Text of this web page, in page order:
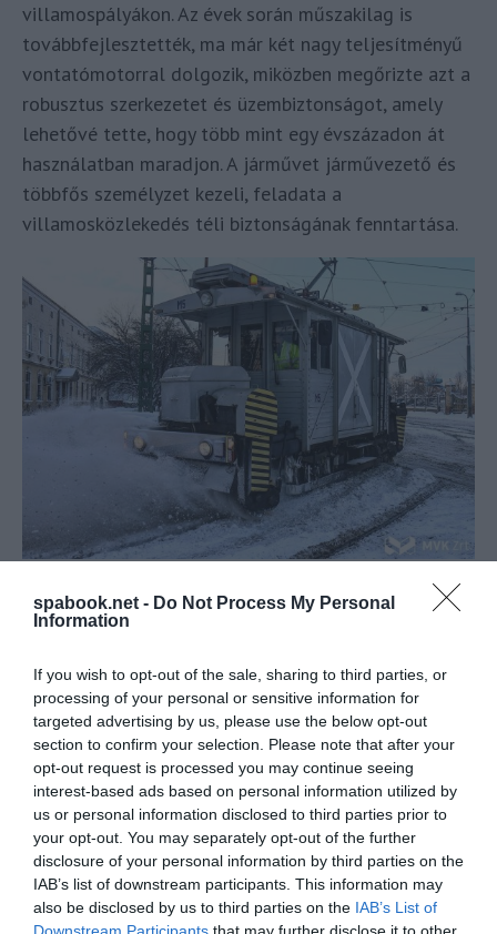
spabook.net - Do Not Process My Personal
Information
If you wish to opt-out of the sale, sharing to third parties, or
processing of your personal or sensitive information for
targeted advertising by us, please use the below opt-out
section to confirm your selection. Please note that after your
opt-out request is processed you may continue seeing
interest-based ads based on personal information utilized by
us or personal information disclosed to third parties prior to
your opt-out. You may separately opt-out of the further
disclosure of your personal information by third parties on the
IAB’s list of downstream participants. This information may
also be disclosed by us to third parties on the IAB’s List of
villamospályákon. Az évek során műszakilag is
továbbfejlesztették, ma már két nagy teljesítményű
vontatómotorral dolgozik, miközben megőrizte azt a
robusztus szerkezetet és üzembiztonságot, amely
lehetővé tette, hogy több mint egy évszázadon át
használatban maradjon. A járművet járművezető és
többfős személyzet kezeli, feladata a
villamosközlekedés téli biztonságának fenntartása.
Az, hogy egy több mint 115 éves villamos ma is aktív
szerepet tölt be egy város közlekedésében, országos
mindez jól illeszkedik a város ipari és
közlekedéstörténeti örökségéhez. A természeti
látnivalók mellett számos olyan helyszín várja a
látogatókat, amely a térség ipari múltját mutatja be.
A Bükk lábánál található Massa Múzeum és a
Fazola-kemence a magyar vaskohászat kezdeteibe
enged betekintést, míg a közeli Metallurgia Múzeum
azt szemlélteti, hogyan vált a tudás és a
technológia évszázadokon át a térség meghatározó